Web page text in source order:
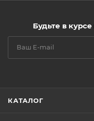
Будьте в
КАТАЛОГ